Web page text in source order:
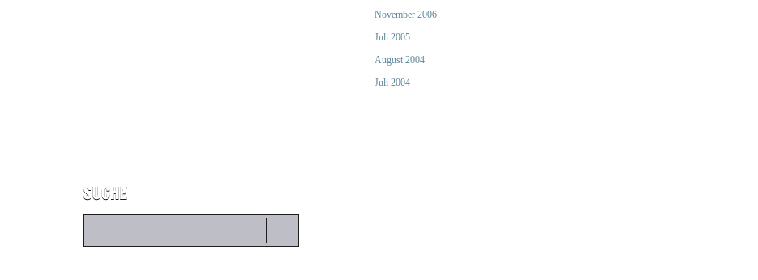
November 2006
Juli 2005
August 2004
Juli 2004